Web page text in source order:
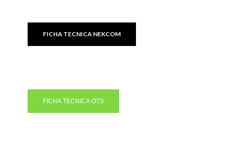
FICHA TECNICA NEKCOM
FICHA TECNICA OTS